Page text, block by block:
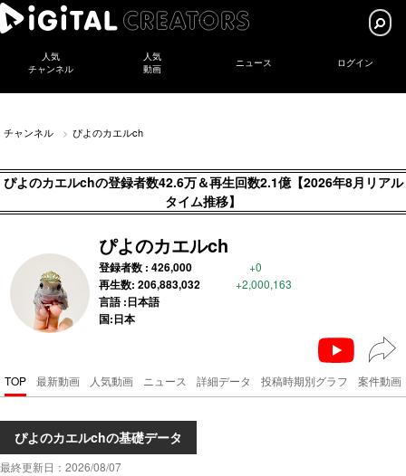
人気
チャンネル
人気
動画
ニュース ログイン
チャンネル ぴよのカエルch
ぴよのカエルchの登録者数42.6万＆再生回数2.1億【2026年8月リアル
タイム推移】
ぴよのカエルch
登録者数 : 426,000 +0
再生数: 206,883,032 +2,000,163
言語 :日本語
国:日本
TOP 最新動画 人気動画 ニュース 詳細データ 投稿時期別グラフ 案件動画
ぴよのカエルchの基礎データ
最終更新日：2026/08/07